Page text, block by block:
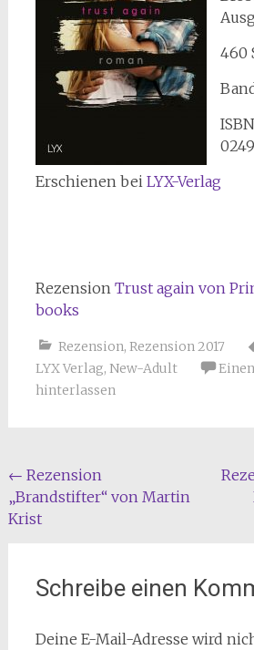
460
Erschienen bei LYX-Verlag
Rezension Trust again von
books
Rezension, Rezension 2017
LYX Verlag, New-Adult
hinterlassen
Beitragsnavigation
← Rezension
„Brandstifter“ von Martin
Krist
Schreibe einen
Deine E-Mail-Adresse wird